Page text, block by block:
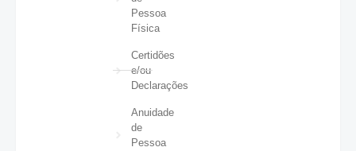
Pessoa
Física
Certidões
e/ou
Declarações
Anuidade
de
Pessoa